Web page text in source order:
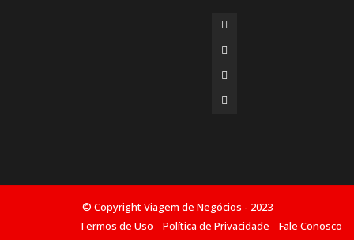
© Copyright Viagem de Negócios - 2023
Termos de Uso
Política de Privacidade Fale Conosco